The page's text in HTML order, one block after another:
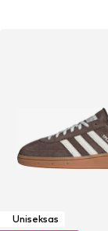
Uniseksas